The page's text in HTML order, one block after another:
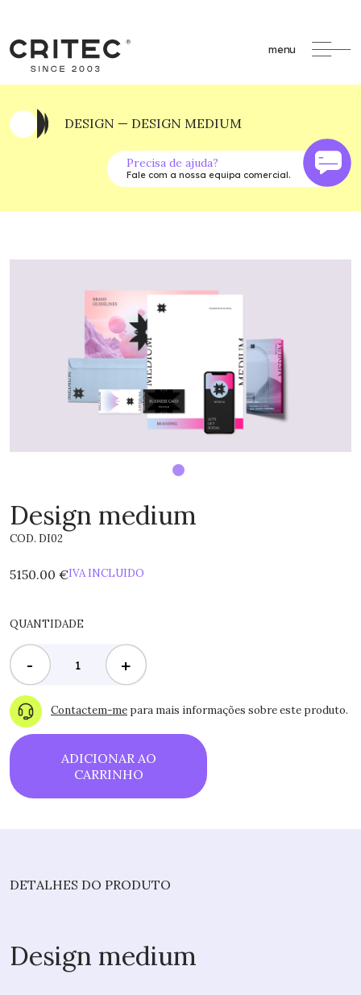
menu
DESIGN — DESIGN MEDIUM
Precisa de ajuda?
Fale com a nossa equipa comercial.
Design medium
COD. DI02
5150.00 €IVA INCLUIDO
QUANTIDADE
- +
Contactem-me para mais informações sobre este produto.
ADICIONAR AO
CARRINHO
DETALHES DO PRODUTO
Design medium